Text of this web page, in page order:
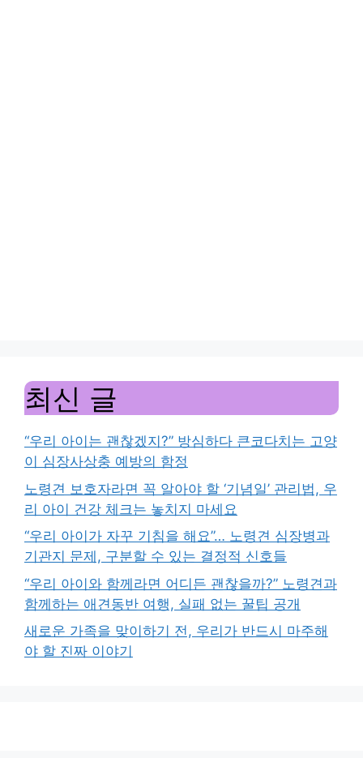
최신 글
“우리 아이는 괜찮겠지?” 방심하다 큰코다치는 고양
이 심장사상충 예방의 함정
노령견 보호자라면 꼭 알아야 할 ‘기념일’ 관리법, 우
리 아이 건강 체크는 놓치지 마세요
“우리 아이가 자꾸 기침을 해요”… 노령견 심장병과
기관지 문제, 구분할 수 있는 결정적 신호들
“우리 아이와 함께라면 어디든 괜찮을까?” 노령견과
함께하는 애견동반 여행, 실패 없는 꿀팁 공개
새로운 가족을 맞이하기 전, 우리가 반드시 마주해
야 할 진짜 이야기